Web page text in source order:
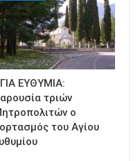
ΕΥΘΥΜΙΑ:
τριών
ο
του Αγίου